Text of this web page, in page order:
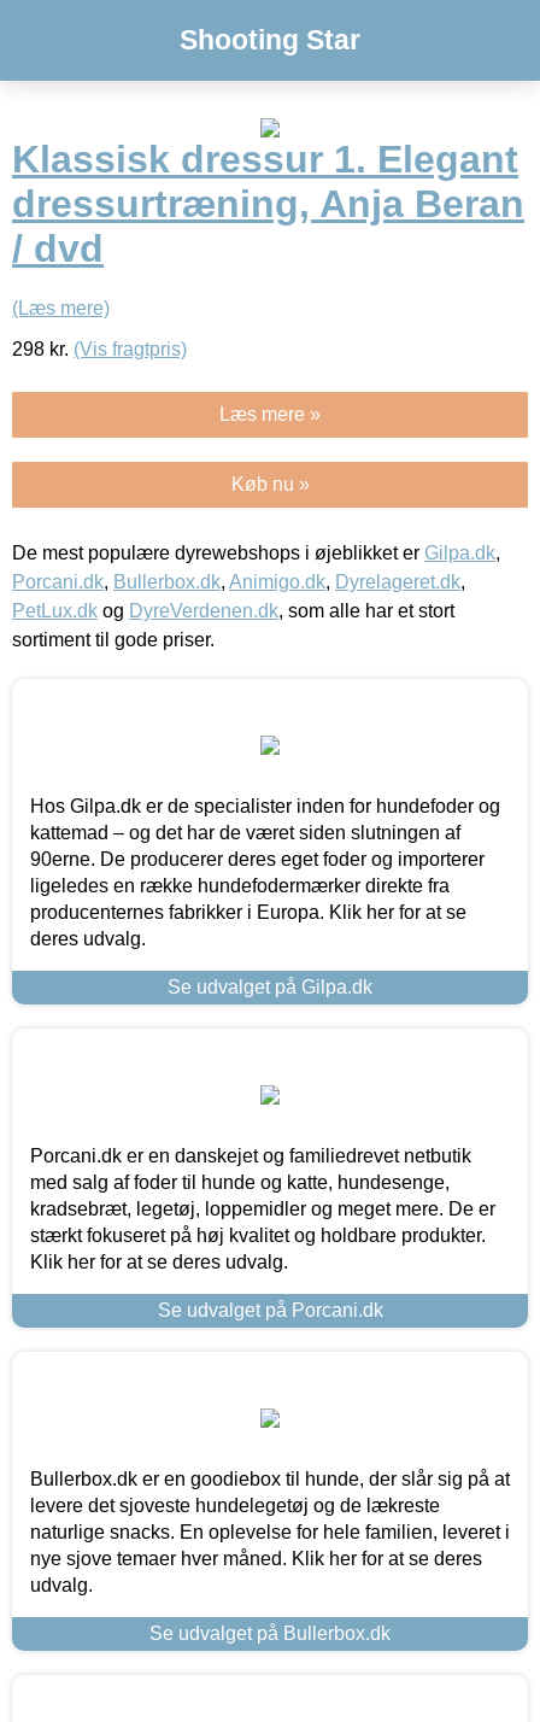
Shooting Star
Klassisk dressur 1. Elegant
dressurtræning, Anja Beran
/ dvd
(Læs mere)
298 kr. (Vis fragtpris)
Læs mere »
Køb nu »
De mest populære dyrewebshops i øjeblikket er Gilpa.dk,
Porcani.dk, Bullerbox.dk, Animigo.dk, Dyrelageret.dk,
PetLux.dk og DyreVerdenen.dk, som alle har et stort
sortiment til gode priser.
Hos Gilpa.dk er de specialister inden for hundefoder og
kattemad – og det har de været siden slutningen af
90erne. De producerer deres eget foder og importerer
ligeledes en række hundefodermærker direkte fra
producenternes fabrikker i Europa. Klik her for at se
deres udvalg.
Se udvalget på Gilpa.dk
Porcani.dk er en danskejet og familiedrevet netbutik
med salg af foder til hunde og katte, hundesenge,
kradsebræt, legetøj, loppemidler og meget mere. De er
stærkt fokuseret på høj kvalitet og holdbare produkter.
Klik her for at se deres udvalg.
Se udvalget på Porcani.dk
Bullerbox.dk er en goodiebox til hunde, der slår sig på at
levere det sjoveste hundelegetøj og de lækreste
naturlige snacks. En oplevelse for hele familien, leveret i
nye sjove temaer hver måned. Klik her for at se deres
udvalg.
Se udvalget på Bullerbox.dk